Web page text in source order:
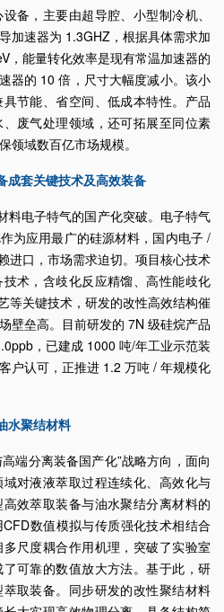
备，主要由超导腔、小型制冷机、
加速器为 1.3GHZ，根据具体需求加
能量转化效率是现有常温加速器的
器的 10 倍，尺寸大幅度减小。该小
节能、省空间、低成本特性。产品
废气处理领域，还可拓展至同位素
领域数百亿市场规模。
成套关键技术及高效装备
电子特气的国产化突破。电子特气
为应用最广的硅源材料，国内电子 /
进口，市场需求迫切。项目核心技术
术，含歧化反应精馏、高性能歧化
等关键技术，研发的改性高效结构催
壁垒高。目前研发的 7N 级硅烷产品
，已建成 1000 吨/年工业示范装
户认可，正推进 1.2 万吨 / 年规模化
水聚结材料
端分离装备国产化”战略方向，面向
对液液萃取过程连续化、高效化与
效萃取装备与油水聚结分离材料的
数值模拟与传质强化技术相结合
尺度耦合作用机理，突破了实验室
可靠的数值放大方法。基于此，研
取装备。同步研发的改性聚结材料